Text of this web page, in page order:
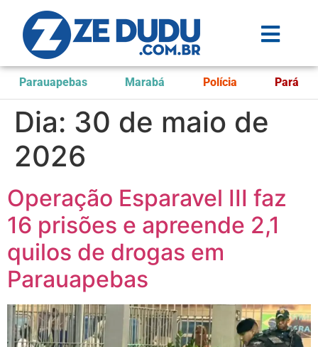
Parauapebas Marabá Polícia Pará
Dia: 30 de maio de
2026
Operação Esparavel III faz
16 prisões e apreende 2,1
quilos de drogas em
Parauapebas